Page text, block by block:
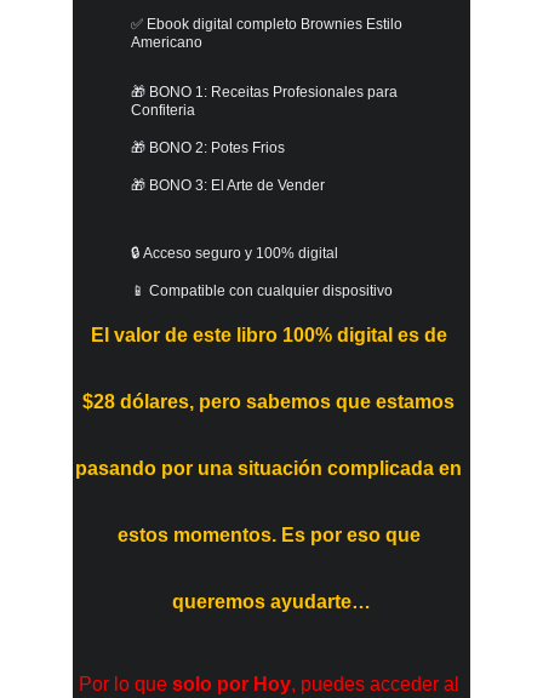
✅ Ebook digital completo Brownies Estilo
Americano
🎁 BONO 1: Receitas Profesionales para
Confiteria
🎁 BONO 2: Potes Frios
🎁 BONO 3: El Arte de Vender
🔒 Acceso seguro y 100% digital
📱 Compatible con cualquier dispositivo
El valor de este libro 100% digital es de
$28 dólares, pero sabemos que estamos
pasando por una situación complicada en
estos momentos. Es por eso que
queremos ayudarte…
Por lo que solo por Hoy, puedes acceder al